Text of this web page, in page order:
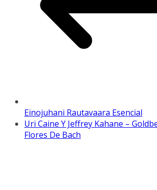
Einojuhani Rautavaara Esencial
Uri Caine Y Jeffrey Kahane –
Flores De Bach